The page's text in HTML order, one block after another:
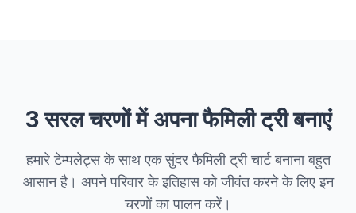
3 सरल चरणों में अपना फैमिली ट्री बनाएं
हमारे टेम्पलेट्स के साथ एक सुंदर फैमिली ट्री चार्ट बनाना बहुत
आसान है। अपने परिवार के इतिहास को जीवंत करने के लिए इन
चरणों का पालन करें।